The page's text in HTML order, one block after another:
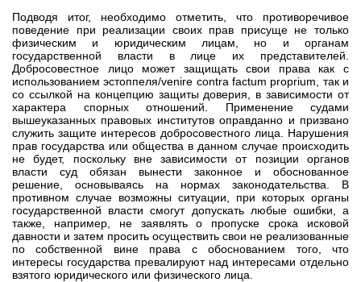
Подводя итог, необходимо отметить, что противоречивое
поведение при реализации своих прав присуще не только
физическим и юридическим лицам, но и органам
государственной власти в лице их представителей.
Добросовестное лицо может защищать свои права как с
использованием эстоппеля/venire contra factum proprium, так и
со ссылкой на концепцию защиты доверия, в зависимости от
характера спорных отношений. Применение судами
вышеуказанных правовых институтов оправданно и призвано
служить защите интересов добросовестного лица. Нарушения
прав государства или общества в данном случае происходить
не будет, поскольку вне зависимости от позиции органов
власти суд обязан вынести законное и обоснованное
решение, основываясь на нормах законодательства. В
противном случае возможны ситуации, при которых органы
государственной власти смогут допускать любые ошибки, а
также, например, не заявлять о пропуске срока исковой
давности и затем просить осуществить свои не реализованные
по собственной вине права с обоснованием того, что
интересы государства превалируют над интересами отдельно
взятого юридического или физического лица.